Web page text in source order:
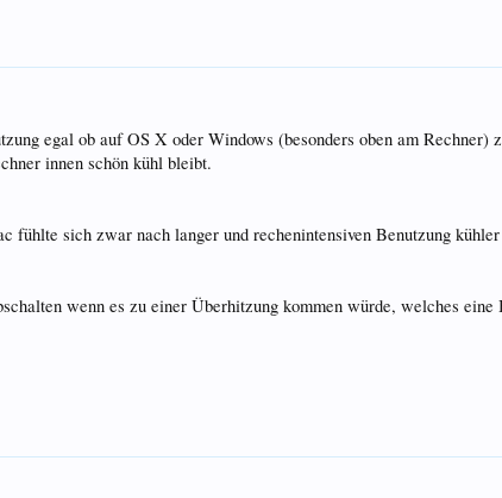
egal ob auf OS X oder Windows (besonders oben am
innen schön kühl bleibt.
sich zwar nach langer und rechenintensiven Benutzung
wenn es zu einer Überhitzung kommen würde, welches eine